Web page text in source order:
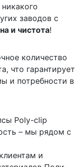
заводов с
и чистота!
количество
что гарантирует
и потребности в
Poly-clip
– мы рядом с
и